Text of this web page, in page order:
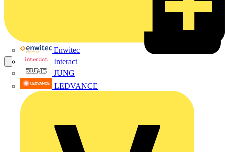
Enwitec
Interact
JUNG
LEDVANCE